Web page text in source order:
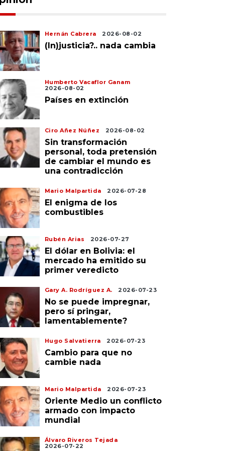
Hernán Cabrera 2026-08-02
(In)justicia?.. nada cambia
Humberto Vacaflor Ganam
2026-08-02
Países en extinción
Ciro Añez Núñez 2026-08-02
Sin transformación
personal, toda pretensión
de cambiar el mundo es
una contradicción
Mario Malpartida 2026-07-28
El enigma de los
combustibles
Rubén Arias 2026-07-27
El dólar en Bolivia: el
mercado ha emitido su
primer veredicto
Gary A. Rodríguez A. 2026-07-23
No se puede impregnar,
pero sí pringar,
lamentablemente?
Hugo Salvatierra 2026-07-23
Cambio para que no
cambie nada
Mario Malpartida 2026-07-23
Oriente Medio un conflicto
armado con impacto
mundial
Álvaro Riveros Tejada
2026-07-22